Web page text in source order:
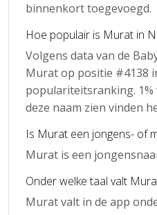
binnenkort toegevoegd.
Hoe populair is Murat in
Volgens data van de
Murat op positie #4138
populariteitsranking.
deze naam zien vinden
Is Murat een jongens- of
Murat is een
Onder welke taal valt
Murat valt in de app